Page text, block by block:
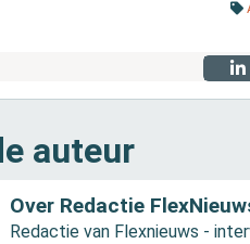
auteur
Over Redactie
Redactie van Flexnieuws -